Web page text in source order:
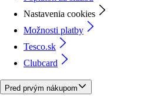
Nastavenia cookies
Možnosti platby
Tesco.sk
Clubcard
Pred prvým nákupom